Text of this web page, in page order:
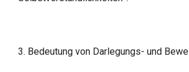
3. Bedeutung von Darlegungs- und